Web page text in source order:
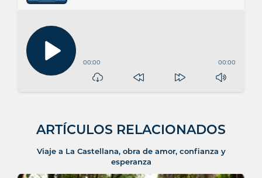
00:00 00:00
ARTÍCULOS RELACIONADOS
Viaje a La Castellana, obra de amor, confianza y
esperanza